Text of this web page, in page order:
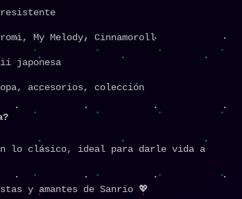
My Melody, Cinnamoroll
japonesa
accesorios, colección
lo clásico, ideal para darle vida a
y amantes de Sanrio 💖